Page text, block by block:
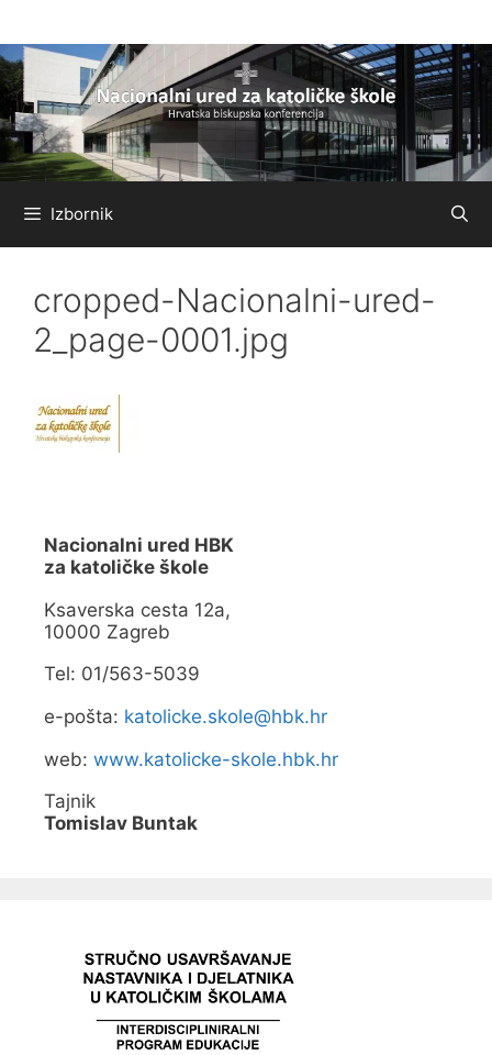
sadržaj
Izbornik
cropped-Nacionalni-ured-
2_page-0001.jpg
Nacionalni ured HBK
za katoličke škole
Ksaverska cesta 12a,
10000 Zagreb
Tel: 01/563-5039
e-pošta: katolicke.skole@hbk.hr
web: www.katolicke-skole.hbk.hr
Tajnik
Tomislav Buntak